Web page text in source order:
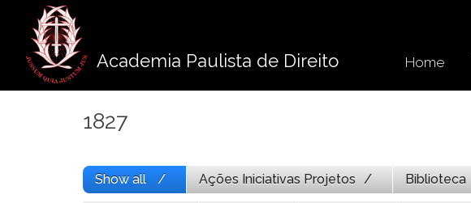
conteúdo
Academia Paulista de Direito Home
1827
Show all Ações Iniciativas Projetos Biblioteca